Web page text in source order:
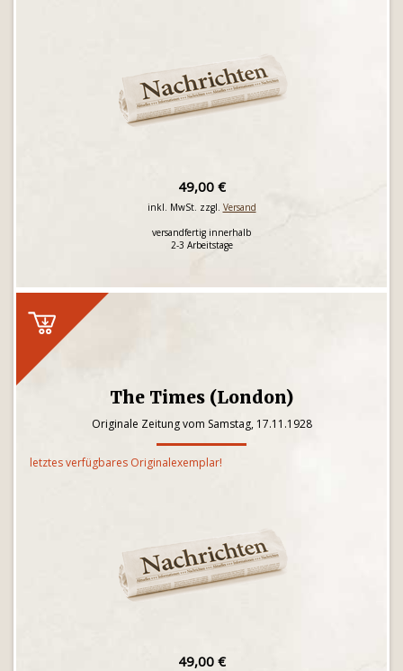
49,00 €
inkl. MwSt. zzgl. Versand
versandfertig innerhalb
2-3 Arbeitstage
The Times (London)
Originale Zeitung vom Samstag, 17.11.1928
letztes verfügbares Originalexemplar!
49,00 €